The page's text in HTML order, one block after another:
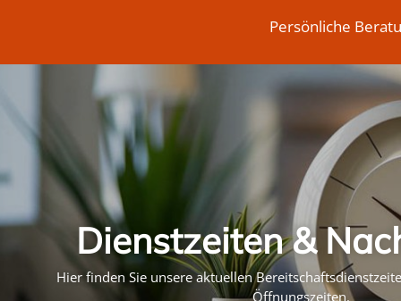
Persönliche
Dienstzeiten &
Hier finden Sie unsere aktuellen
Öffnungszeiten.